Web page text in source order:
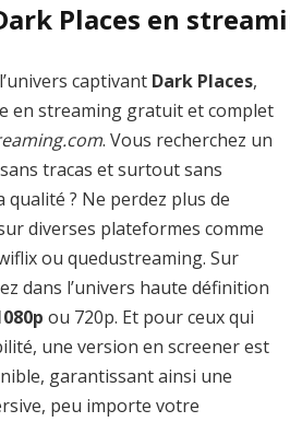
Places en
captivant Dark Places,
en streaming gratuit et complet
. Vous recherchez un
tracas et surtout sans
qualité ? Ne perdez plus de
diverses plateformes comme
ou quedustreaming. Sur
dans l’univers haute définition
ou 720p. Et pour ceux qui
une version en screener est
garantissant ainsi une
peu importe votre